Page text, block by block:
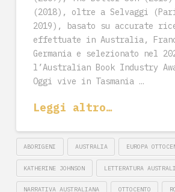
(2018), oltre a Selvaggi
2019), basato su accurate
effettuate in Australia,
Germania e selezionato nel
l’Australian Book Industry
Oggi vive in Tasmania …
Leggi altro…
ABORIGENI AUSTRALIA EUROPA
KATHERINE JOHNSON LETTERATURA
NARRATIVA AUSTRALIANA OTTOCENTO